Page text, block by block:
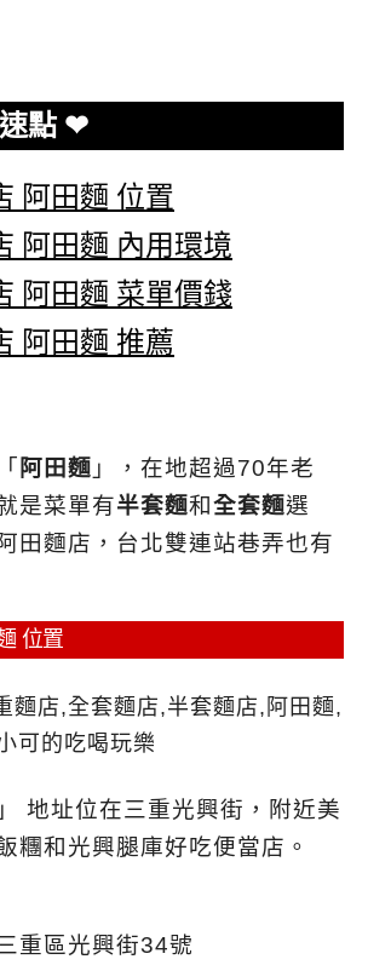
點 ❤
阿田麵 位置
阿田麵 內用環境
阿田麵 菜單價錢
阿田麵 推薦
阿田麵 」，在地超過70年老
是菜單有半套麵和全套麵選
田麵店，台北雙連站巷弄也有
位置
」
地址位在三重光興街，附近美
糰和光興腿庫好吃便當店。
重區光興街34號